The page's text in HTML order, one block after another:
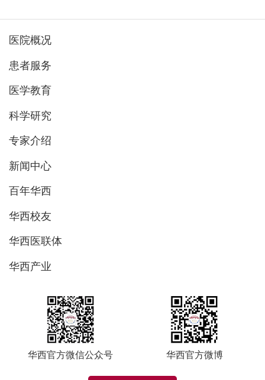
医院概况
患者服务
医学教育
科学研究
专家介绍
新闻中心
百年华西
华西校友
华西医联体
华西产业
华西官方微信公众号 华西官方微博